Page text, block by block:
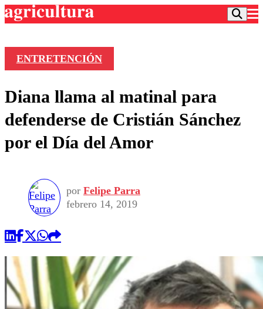
Frecuencias
Agricultura TV
Deportes
Colo Colo
Seleccion Chilena
Torneo Internacional
Entretención
Economía
Internacional
Publicaciones en medios
Opinión
ENTRETENCIÓN
Diana llama al matinal para
defenderse de Cristián Sánchez
por el Día del Amor
por Felipe Parra
febrero 14, 2019